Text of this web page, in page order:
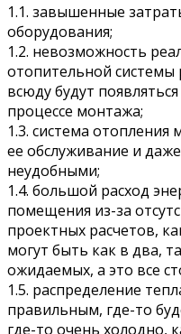
1.1. завышенные
оборудования;
1.2. невозможность
отопительной
всюду будут
процессе монтажа;
1.3. система отопления
ее обслуживание и
неудобными;
1.4. большой расход
помещения из-за
проектных расчетов,
могут быть как в два,
ожидаемых, а это все
1.5. распределение
правильным, где-то
где-то очень холодно,